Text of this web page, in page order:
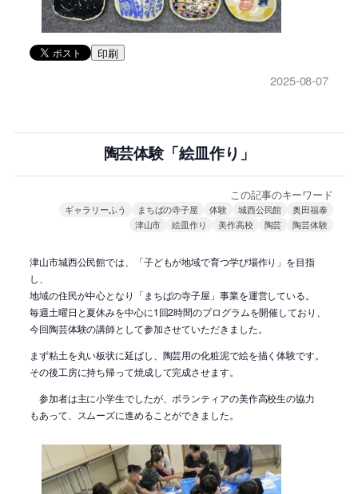
印刷
2025-08-07
陶芸体験「絵皿作り」
この記事のキーワード
ギャラリーふう まちばの寺子屋 体験 城西公民館
奥田福泰
津山市
絵皿作り 美作高校 陶芸 陶芸体験
津山市城西公民館では、「子どもが地域で育つ学び場作り」を目指
し、
地域の住民が中心となり「まちばの寺子屋」事業を運営している。
毎週土曜日と夏休みを中心に1回2時間のプログラムを開催しており、
今回陶芸体験の講師として参加させていただきました。
まず粘土を丸い板状に延ばし、陶芸用の化粧泥で絵を描く体験です。
その後工房に持ち帰って焼成して完成させます。
参加者は主に小学生でしたが、ボランティアの美作高校生の協力
もあって、スムーズに進めることができました。